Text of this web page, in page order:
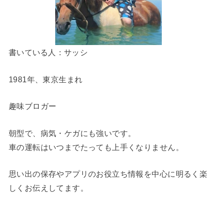
書いている人：サッシ
1981年、東京生まれ
趣味ブロガー
朝型で、病気・ケガにも強いです。
車の運転はいつまでたっても上手くなりません。
思い出の保存やアプリのお役立ち情報を中心に明るく楽
しくお伝えしてます。